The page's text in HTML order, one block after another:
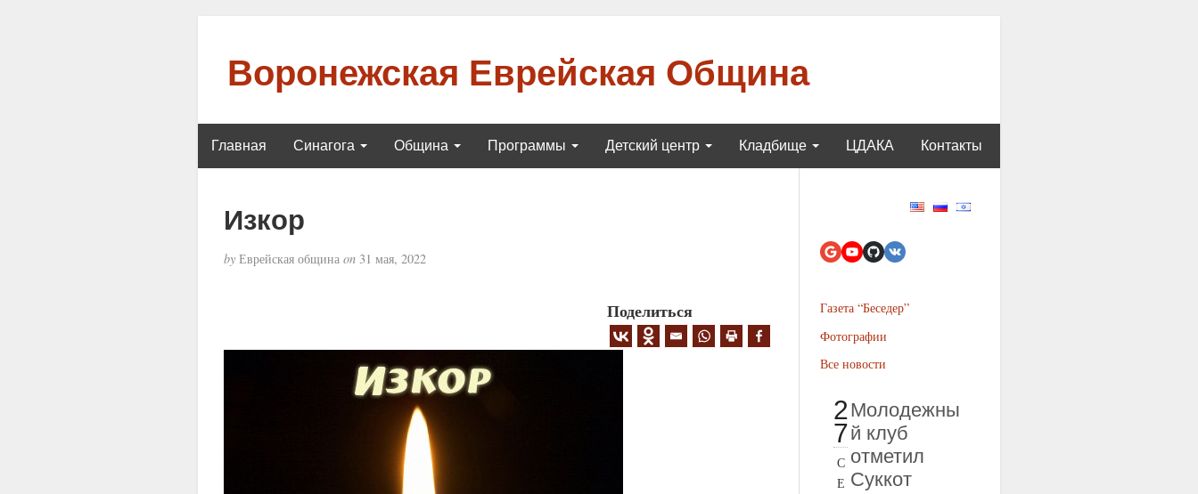
Воронежская Еврейская Община
Главная Синагога Община Программы Детский центр Кладбище ЦДАКА Контакты
Изкор
byЕврейская община on31 мая, 2022
Поделиться
Газета “Беседер”
Фотографии
Все новости
2
7
С
Е
Молодежны
й клуб
отметил
Суккот